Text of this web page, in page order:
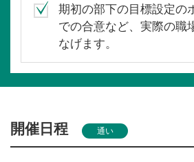
期初の部下の目標設定の
での合意など、実際の職
なげます。
開催日程 通い